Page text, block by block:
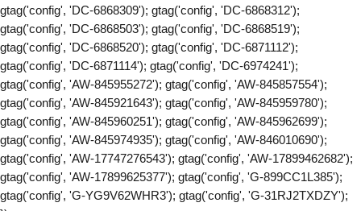
gtag('config', 'DC-6868309'); gtag('config', 'DC-6868312');
gtag('config', 'DC-6868503'); gtag('config', 'DC-6868519');
gtag('config', 'DC-6868520'); gtag('config', 'DC-6871112');
gtag('config', 'DC-6871114'); gtag('config', 'DC-6974241');
gtag('config', 'AW-845955272'); gtag('config', 'AW-845857554');
gtag('config', 'AW-845921643'); gtag('config', 'AW-845959780');
gtag('config', 'AW-845960251'); gtag('config', 'AW-845962699');
gtag('config', 'AW-845974935'); gtag('config', 'AW-846010690');
gtag('config', 'AW-17747276543'); gtag('config', 'AW-17899462682');
gtag('config', 'AW-17899625377'); gtag('config', 'G-899CC1L385');
gtag('config', 'G-YG9V62WHR3'); gtag('config', 'G-31RJ2TXDZY');